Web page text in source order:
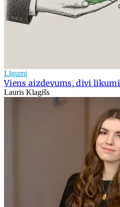
Līgumi
Viens aizdevums, divi likumi
Lauris Klagišs